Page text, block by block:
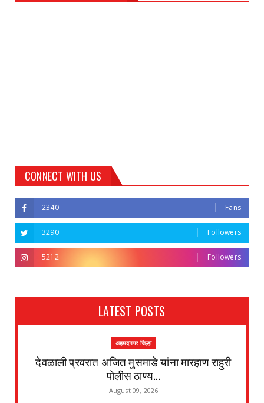
CONNECT WITH US
2340 Fans
3290 Followers
5212 Followers
LATEST POSTS
अहमदनगर जिल्हा
देवळाली प्रवरात अजित मुसमाडे यांना मारहाण राहुरी
पोलीस ठाण्य...
August 09, 2026